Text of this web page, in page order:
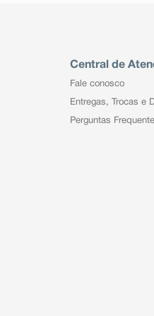
Central de
Fale conosco
Entregas, Trocas e
Perguntas